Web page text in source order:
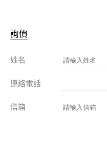
詢價
姓名
連絡電話
信箱